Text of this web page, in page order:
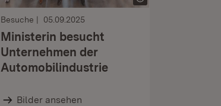
Besuche 05.09.2025
Ministerin besucht
Unternehmen der
Automobilindustrie
Bilder ansehen